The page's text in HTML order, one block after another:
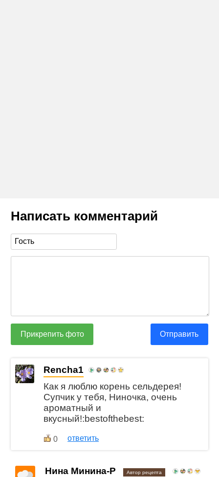
Написать комментарий
Прикрепить фото Отправить
Rencha1
Как я люблю корень сельдерея!
Супчик у тебя, Ниночка, очень
ароматный и
вкусный!:bestofthebest:
0 ответить
Нина Минина-Р Автор рецепта